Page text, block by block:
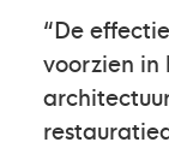
“De
voorzien in